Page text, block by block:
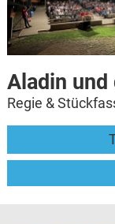
Aladin und
Regie &